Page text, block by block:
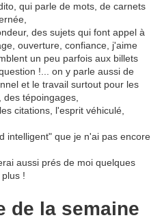
qui parle de mots, de carnets
des sujets qui font appel à
ouverture, confiance, j'aime
un peu parfois aux billets
!... on y parle aussi de
et le travail surtout pour les
tépoingages,
citations, l'esprit véhiculé,
intelligent" que je n'ai pas encore
aussi prés de moi quelques
!
de la semaine